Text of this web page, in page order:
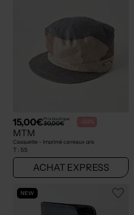
15,00€Prix boutique :
30,00€ -50%
MTM
Casquette - Imprimé carreaux gris
T : 55
ACHAT EXPRESS
NEW